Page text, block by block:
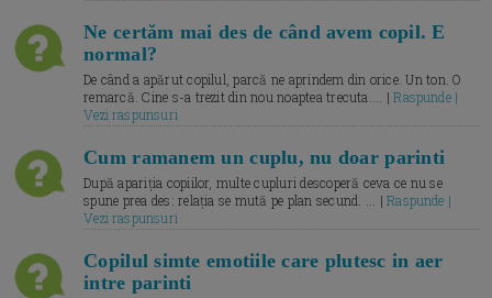
Ne certăm mai des de când avem copil. E
normal?
De când a apărut copilul, parcă ne aprindem din orice. Un ton. O
remarcă. Cine s-a trezit din nou noaptea trecuta.... |Raspunde |
Vezi raspunsuri
Cum ramanem un cuplu, nu doar parinti
După apariția copiilor, multe cupluri descoperă ceva ce nu se
spune prea des: relația se mută pe plan secund. ... |Raspunde |
Vezi raspunsuri
Copilul simte emotiile care plutesc in aer
intre parinti